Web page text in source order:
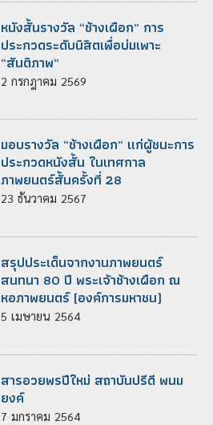
หนังสั้นรางวัล “ช้างเผือก” การ
ประกวดระดับนิสิตเพื่อบ่มเพาะ
“สันติภาพ”
2 กรกฎาคม 2569
มอบรางวัล “ช้างเผือก” แก่ผู้ชนะการ
ประกวดหนังสั้น ในเทศกาล
ภาพยนตร์สั้นครั้งที่ 28
23 ธันวาคม 2567
สรุปประเด็นจากงานภาพยนตร์
สนทนา 80 ปี พระเจ้าช้างเผือก ณ
หอภาพยนตร์ (องค์การมหาชน)
5 เมษายน 2564
สารอวยพรปีใหม่ สถาบันปรีดี พนม
ยงค์
7 มกราคม 2564